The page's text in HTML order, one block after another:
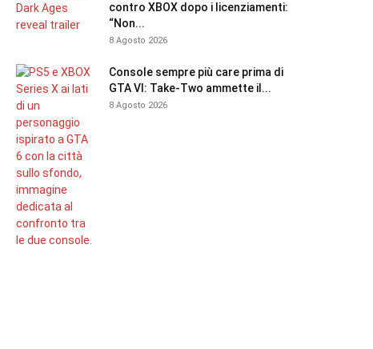
contro XBOX dopo i licenziamenti:
“Non...
8 Agosto 2026
Console sempre più care prima di
GTA VI: Take-Two ammette il...
8 Agosto 2026